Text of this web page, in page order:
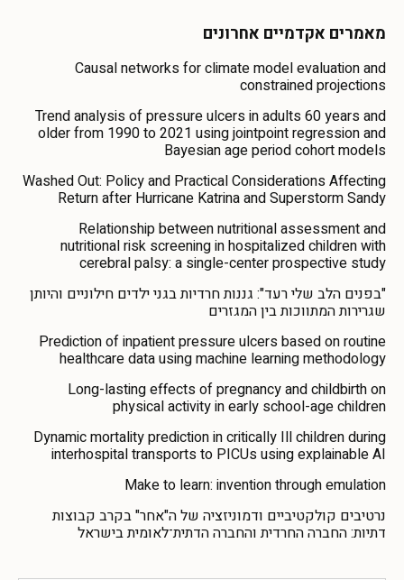
מאמרים אקדמיים אחרונים
Causal networks for climate model evaluation and
constrained projections
Trend analysis of pressure ulcers in adults 60 years and
older from 1990 to 2021 using jointpoint regression and
Bayesian age period cohort models
Washed Out: Policy and Practical Considerations Affecting
Return after Hurricane Katrina and Superstorm Sandy
Relationship between nutritional assessment and
nutritional risk screening in hospitalized children with
cerebral palsy: a single-center prospective study
"בפנים הלב שלי רעד": גננות חרדיות בגני ילדים חילוניים והיותן
שגרירות המתווכות בין המגזרים
Prediction of inpatient pressure ulcers based on routine
healthcare data using machine learning methodology
Long-lasting effects of pregnancy and childbirth on
physical activity in early school-age children
Dynamic mortality prediction in critically Ill children during
interhospital transports to PICUs using explainable AI
Make to learn: invention through emulation
נרטיבים קולקטיביים ודמוניזציה של ה"אחר" בקרב קבוצות
דתיות: החברה החרדית והחברה הדתית־לאומית בישראל